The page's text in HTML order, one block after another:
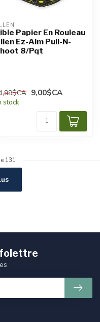
Papier En Rouleau
Ez-Aim Pull-N-
8/Pqt
9,00$CA
stock
131